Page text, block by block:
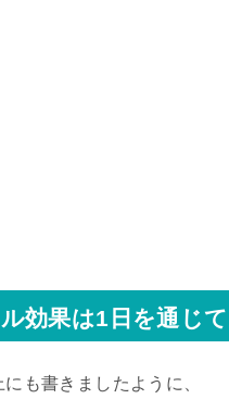
効果は1日を通じ
も書きましたように、